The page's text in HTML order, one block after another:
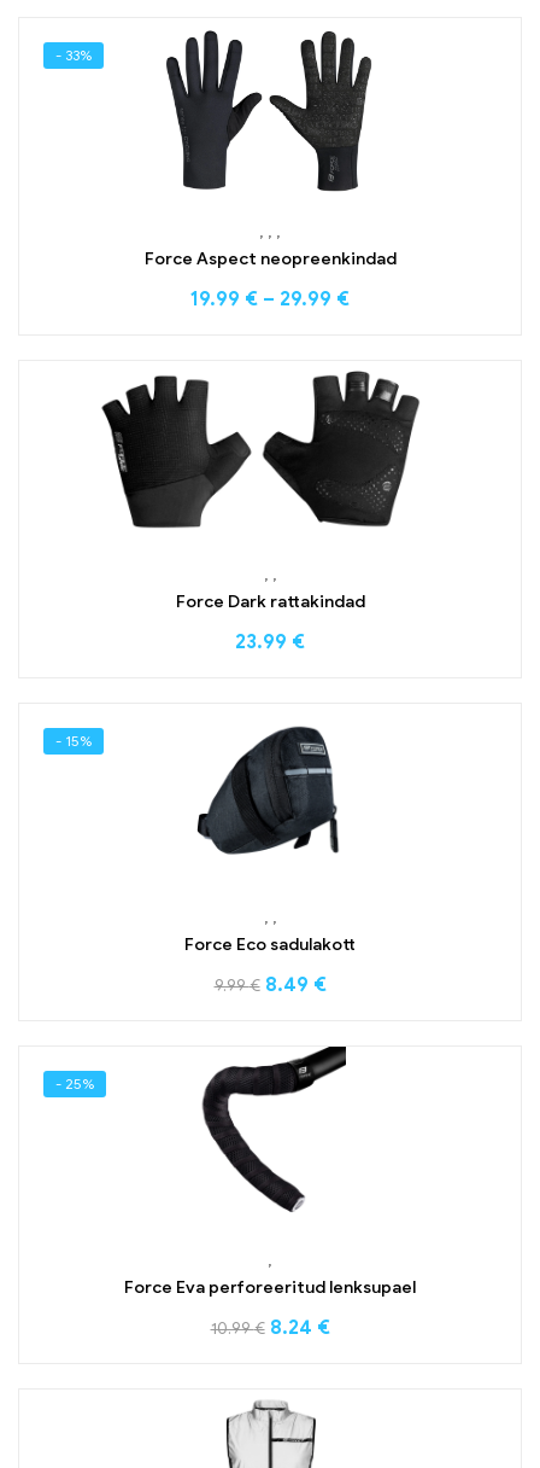
- 33%
, , ,
Force Aspect neopreenkindad
19.99 € – 29.99 €
, ,
Force Dark rattakindad
23.99 €
- 15%
, ,
Force Eco sadulakott
9.99€ 8.49 €
- 25%
,
Force Eva perforeeritud lenksupael
10.99€ 8.24 €